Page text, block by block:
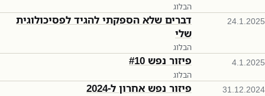
הבלוג
24.1.2025
דברים שלא הספקתי להגיד לפסיכולוגית
שלי
הבלוג
4.1.2025 פיזור נפש #10
הבלוג
31.12.2024 פיזור נפש אחרון ל-2024